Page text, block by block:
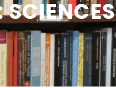
SCIENCES